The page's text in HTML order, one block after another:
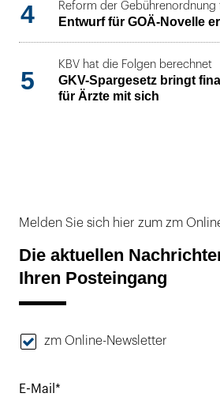
4 Reform der Gebührenordnung
Entwurf für GOÄ-Novelle
5
KBV hat die Folgen berechnet
GKV-Spargesetz bringt
für Ärzte mit sich
Melden Sie sich hier zum zm
Die aktuellen
Ihren Posteingang
zm Online-Newsletter
E-Mail*